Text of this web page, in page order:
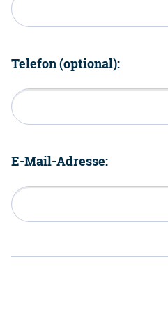
Telefon (optional):
E-Mail-Adresse: